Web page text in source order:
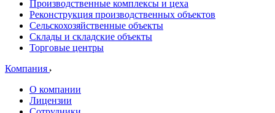
Производственные комплексы и цеха
Реконструкция производственных объектов
Сельскохозяйственные объекты
Склады и складские объекты
Торговые центры
Компания
О компании
Лицензии